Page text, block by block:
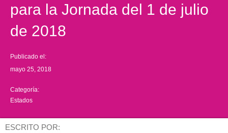
para la Jornada del 1 de julio
de 2018
Publicado el:
mayo 25, 2018
Categoría:
Estados
ESCRITO POR: